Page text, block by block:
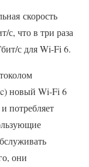
скорость
с, что в три раза
с для Wi-Fi 6.
новый Wi-Fi 6
потребляет
они